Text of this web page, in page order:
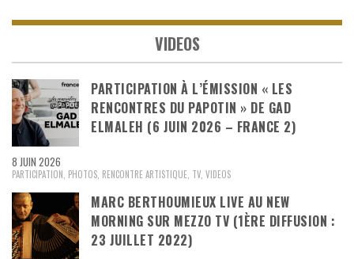
VIDEOS
PARTICIPATION À L’ÉMISSION « LES
RENCONTRES DU PAPOTIN » DE GAD
ELMALEH (6 JUIN 2026 – FRANCE 2)
8 JUIN 2026
PARTICIPATION PHOTOS RENCONTRE ARTISTIQUE TV VIDEOS
MARC BERTHOUMIEUX LIVE AU NEW
MORNING SUR MEZZO TV (1ÈRE DIFFUSION :
23 JUILLET 2022)